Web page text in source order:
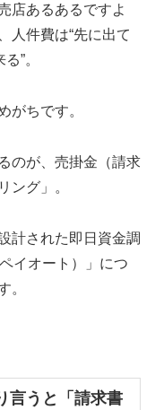
店あるあるですよ
人件費は“先に出て
”。
がちです。
のが、売掛金（請求
ング」。
計された即日資金調
イオート）」につ
。
言うと「請求書